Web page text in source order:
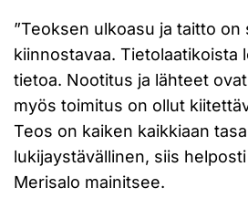
”Teoksen ulkoasu ja taitto on
kiinnostavaa. Tietolaatikoista
tietoa. Nootitus ja lähteet
myös toimitus on ollut
Teos on kaiken kaikkiaan
lukijaystävällinen, siis
Merisalo mainitsee.